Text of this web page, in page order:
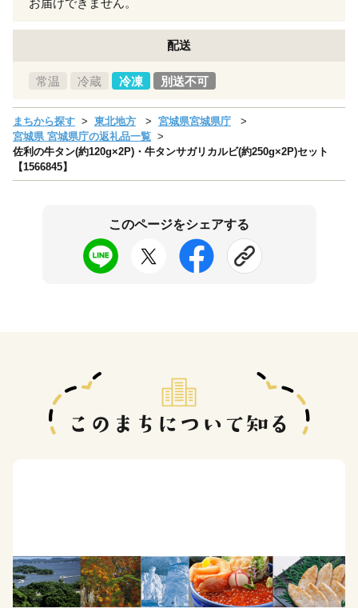
配送
常温 冷蔵 冷凍 別送不可
まちから探す 東北地方
宮城県宮城県庁
宮城県 宮城県庁の返礼品一覧
佐利の牛タン(約120g×2P)・牛タンサガリカルビ(約250g×2P)セット
【1566845】
このページをシェアする